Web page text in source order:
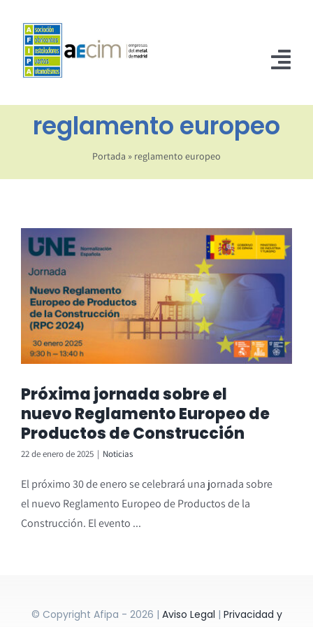
contenido
INICIO
CONTACTO
reglamento europeo
Portada » reglamento europeo
Próxima jornada sobre el
nuevo Reglamento Europeo de
Productos de Construcción
22 de enero de 2025 | Noticias
El próximo 30 de enero se celebrará una jornada sobre
el nuevo Reglamento Europeo de Productos de la
Construcción. El evento ...
© Copyright Afipa - 2026 | Aviso Legal | Privacidad y